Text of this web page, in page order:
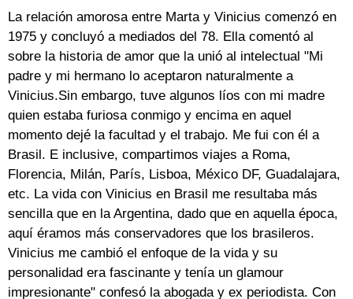
La relación amorosa entre Marta y Vinicius comenzó en
1975 y concluyó a mediados del 78. Ella comentó al
sobre la historia de amor que la unió al intelectual "Mi
padre y mi hermano lo aceptaron naturalmente a
Vinicius.Sin embargo, tuve algunos líos con mi madre
quien estaba furiosa conmigo y encima en aquel
momento dejé la facultad y el trabajo. Me fui con él a
Brasil. E inclusive, compartimos viajes a Roma,
Florencia, Milán, París, Lisboa, México DF, Guadalajara,
etc. La vida con Vinicius en Brasil me resultaba más
sencilla que en la Argentina, dado que en aquella época,
aquí éramos más conservadores que los brasileros.
Vinicius me cambió el enfoque de la vida y su
personalidad era fascinante y tenía un glamour
impresionante" confesó la abogada y ex periodista. Con